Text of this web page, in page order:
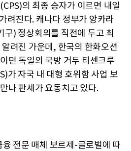
의 최종 승자가 이르면 내일
려진다. 캐나다 정부가 앙카라
) 정상회의를 직전에 두고 최
려진 가운데, 한국의 한화오션
던 독일의 국방 거두 티센크루
가 자국 내 대형 호위함 사업 보
나 판세가 요동치고 있다.
전문 매체 보르제-글로벌에 따